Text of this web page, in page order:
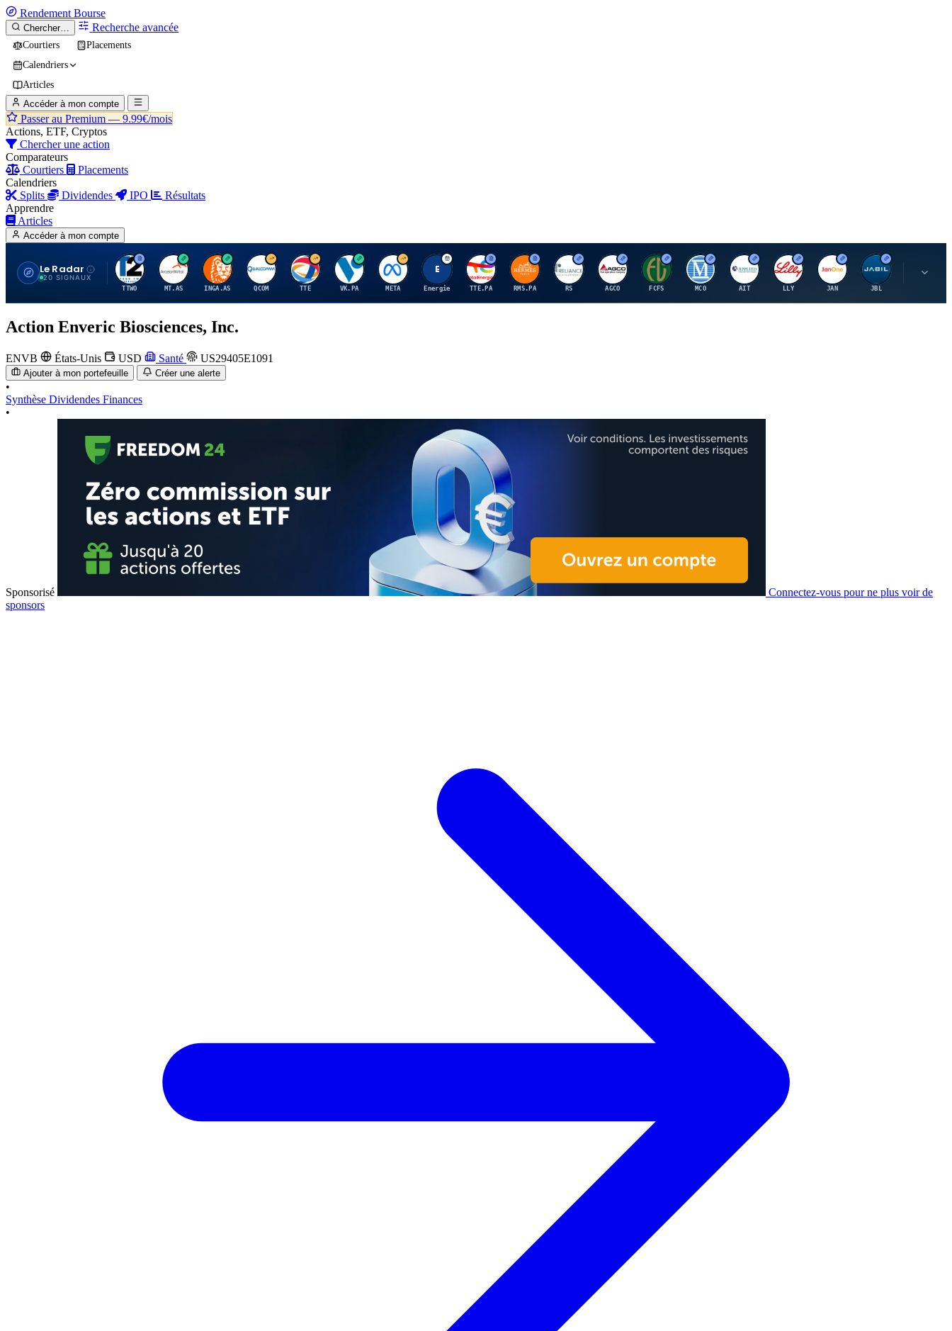
Rendement Bourse
Chercher… Recherche avancée
Courtiers
Placements
Calendriers
Articles
Accéder à mon compte
Passer au Premium — 9.99€/mois
Actions, ETF, Cryptos
Chercher une action
Comparateurs
Courtiers
Placements
Calendriers
Splits
Dividendes IPO
Résultats
Apprendre
Articles
Accéder à mon compte
Le Radar
20 SIGNAUX
T
TTWO
A
MT.AS
I
INGA.AS
Q
QCOM
T
TTE
V
VK.PA
M
META
E
Energie
T
TTE.PA
H
RMS.PA
R
RS
A
AGCO
F
FCFS
M
MCO
A
AIT
E
LLY
J
JAN
J
JBL
P
Action Enveric Biosciences, Inc.
ENVB États-Unis USD Santé US29405E1091
Ajouter à mon portefeuille Créer une alerte
•
Synthèse Dividendes Finances
•
Sponsorisé
Connectez-vous pour ne plus voir de
sponsors